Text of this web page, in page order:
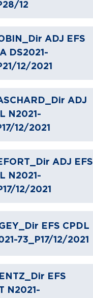
12
ADJ EFS
DS2021-
12/2021
ADJ
N2021-
12/2021
ADJ EFS
N2021-
12/2021
EFS CPDL
73_P17/12/2021
EFS
N2021-